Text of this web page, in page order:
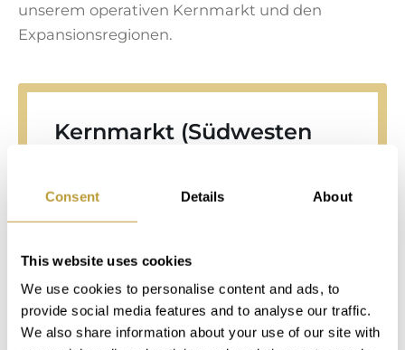
Consent Details About
This website uses cookies
We use cookies to personalise content and ads, to
provide social media features and to analyse our traffic.
We also share information about your use of our site with
unserem operativen Kernmarkt und den
Expansionsregionen.
Kernmarkt (Südwesten
Hier agieren wir als klassisches, voll
eigenen, festangestellten Mitarbeitern.
Diese Präsenz sichert unsere operative
Exzellenz, sorgt für direkte Marktnähe
und garantiert, dass unsere